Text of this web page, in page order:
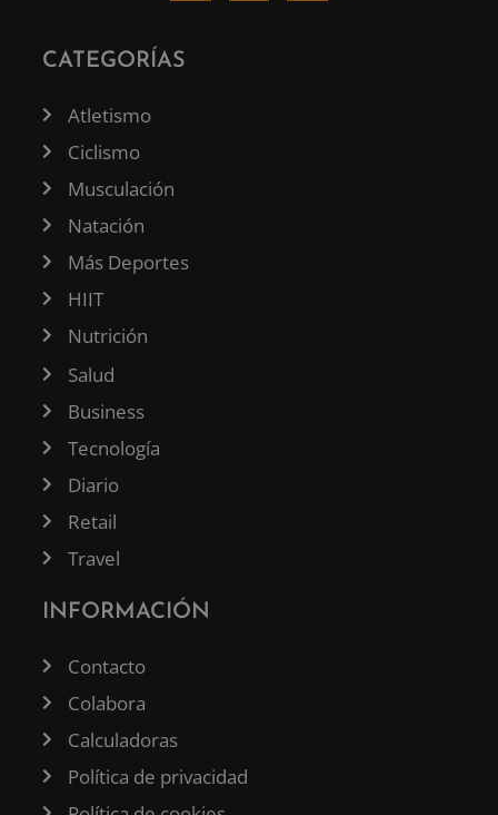
CATEGORÍAS
Atletismo
Ciclismo
Musculación
Natación
Más Deportes
HIIT
Nutrición
Salud
Business
Tecnología
Diario
Retail
Travel
INFORMACIÓN
Contacto
Colabora
Calculadoras
Política de privacidad